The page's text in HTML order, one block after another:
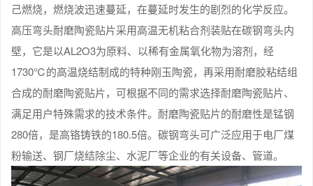
己燃烧，燃烧波迅速蔓延，在蔓延时发生的剧烈的化学反应。
高压弯头耐磨陶瓷贴片采用高温无机粘合剂装贴在碳钢弯头内
壁，它是以AL2O3为原料、以稀有金属氧化物为溶剂，经
1730℃的高温烧结制成的特种刚玉陶瓷，再采用耐磨胶粘结组
合成的耐磨陶瓷贴片，可根据不同的需求选择耐磨陶瓷贴片、
满足用户特殊需求的技术条件。耐磨陶瓷贴片的耐磨性是锰钢
280倍，是高铬铸铁的180.5倍。碳钢弯头可广泛应用于电厂煤
粉输送、钢厂烧结除尘、水泥厂等企业的有关设备、管道。